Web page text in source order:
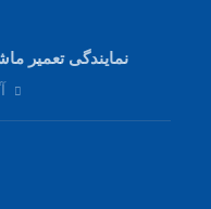
نمایندگی تعمیر